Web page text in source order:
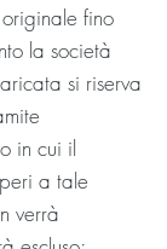
fino
la società
si riserva
in cui il
a tale
verrà